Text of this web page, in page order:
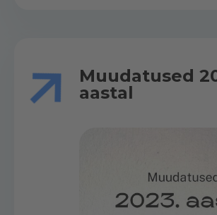
Muudatused
aastal